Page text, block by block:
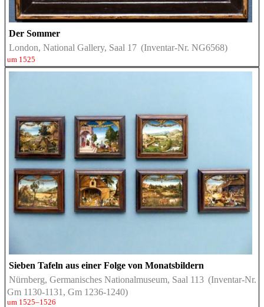
Der Sommer
London, National Gallery, Saal 17 (Inventar-Nr. NG6568)
um 1525
Sieben Tafeln aus einer Folge von Monatsbildern
Nürnberg, Germanisches Nationalmuseum, Saal 113 (Inventar-Nr.
Gm 1130-1131, Gm 1236-1240)
um 1525–1526